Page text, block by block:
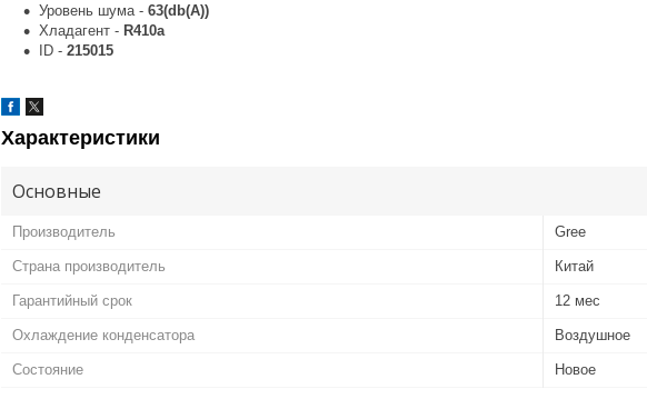
Уровень шума - 63(db(A))
Хладагент - R410a
ID - 215015
Характеристики
Основные
Производитель Gree
Страна производитель Китай
Гарантийный срок 12 мес
Охлаждение конденсатора Воздушное
Состояние Новое